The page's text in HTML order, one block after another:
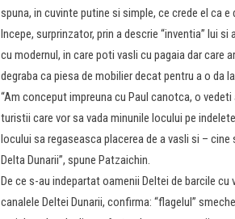
spuna, in cuvinte putine si simple, ce crede el ca
Incepe, surprinzator, prin a descrie “inventia” lui
cu modernul, in care poti vasli cu pagaia dar care
degraba ca piesa de mobilier decat pentru a o da
“Am conceput impreuna cu Paul canotca, o
turistii care vor sa vada minunile locului pe
locului sa regaseasca placerea de a vasli si –
Delta Dunarii”, spune Patzaichin.
De ce s-au indepartat oamenii Deltei de barcile
canalele Deltei Dunarii, confirma: “flagelul”